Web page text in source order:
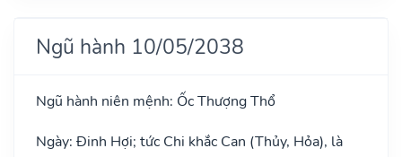
Ngũ hành 10/05/2038
Ngũ hành niên mệnh: Ốc Thượng Thổ
Ngày: Đinh Hợi; tức Chi khắc Can (Thủy, Hỏa), là